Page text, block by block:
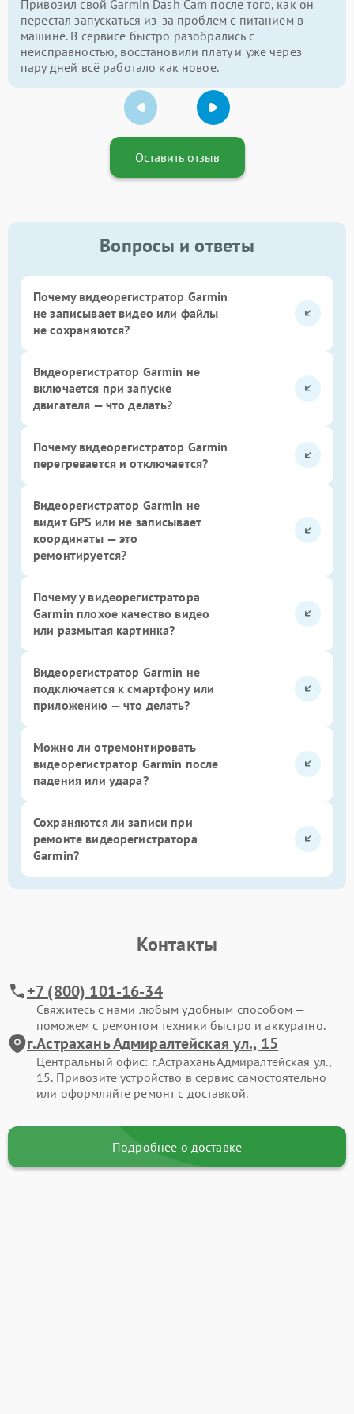
Привозил свой Garmin Dash Cam после того, как он
перестал запускаться из-за проблем с питанием в
машине. В сервисе быстро разобрались с
неисправностью, восстановили плату и уже через
пару дней всё работало как новое.
Оставить отзыв
Вопросы и ответы
Почему видеорегистратор Garmin
не записывает видео или файлы
не сохраняются?
Видеорегистратор Garmin не
включается при запуске
двигателя — что делать?
Почему видеорегистратор Garmin
перегревается и отключается?
Видеорегистратор Garmin не
видит GPS или не записывает
координаты — это
ремонтируется?
Почему у видеорегистратора
Garmin плохое качество видео
или размытая картинка?
Видеорегистратор Garmin не
подключается к смартфону или
приложению — что делать?
Можно ли отремонтировать
видеорегистратор Garmin после
падения или удара?
Сохраняются ли записи при
ремонте видеорегистратора
Garmin?
Контакты
+7 (800) 101-16-34
Свяжитесь с нами любым удобным способом —
поможем с ремонтом техники быстро и аккуратно.
г.Астрахань Адмиралтейская ул., 15
Центральный офис: г.Астрахань Адмиралтейская ул.,
15. Привозите устройство в сервис самостоятельно
или оформляйте ремонт с доставкой.
Подробнее о доставке